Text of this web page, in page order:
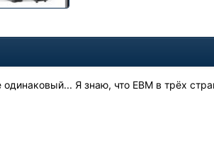
Я знаю, что ЕВМ в трёх